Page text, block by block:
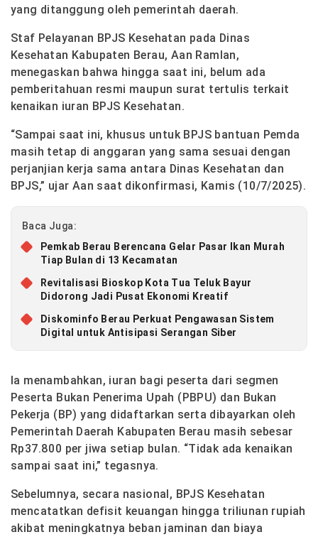
yang ditanggung oleh pemerintah daerah.
Staf Pelayanan BPJS Kesehatan pada Dinas
Kesehatan Kabupaten Berau, Aan Ramlan,
menegaskan bahwa hingga saat ini, belum ada
pemberitahuan resmi maupun surat tertulis terkait
kenaikan iuran BPJS Kesehatan.
“Sampai saat ini, khusus untuk BPJS bantuan Pemda
masih tetap di anggaran yang sama sesuai dengan
perjanjian kerja sama antara Dinas Kesehatan dan
BPJS,” ujar Aan saat dikonfirmasi, Kamis (10/7/2025).
Baca Juga:
Pemkab Berau Berencana Gelar Pasar Ikan Murah
Tiap Bulan di 13 Kecamatan
Revitalisasi Bioskop Kota Tua Teluk Bayur
Didorong Jadi Pusat Ekonomi Kreatif
Diskominfo Berau Perkuat Pengawasan Sistem
Digital untuk Antisipasi Serangan Siber
Ia menambahkan, iuran bagi peserta dari segmen
Peserta Bukan Penerima Upah (PBPU) dan Bukan
Pekerja (BP) yang didaftarkan serta dibayarkan oleh
Pemerintah Daerah Kabupaten Berau masih sebesar
Rp37.800 per jiwa setiap bulan. “Tidak ada kenaikan
sampai saat ini,” tegasnya.
Sebelumnya, secara nasional, BPJS Kesehatan
mencatatkan defisit keuangan hingga triliunan rupiah
akibat meningkatnya beban jaminan dan biaya